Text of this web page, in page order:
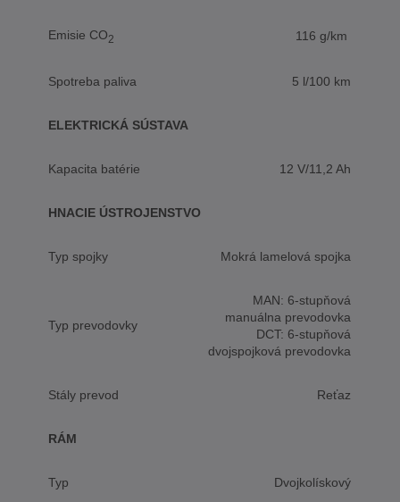
Emisie CO2 116 g/km
Spotreba paliva 5 l/100 km
ELEKTRICKÁ SÚSTAVA
Kapacita batérie 12 V/11,2 Ah
HNACIE ÚSTROJENSTVO
Typ spojky Mokrá lamelová spojka
Typ prevodovky
MAN: 6-stupňová
manuálna prevodovka
DCT: 6-stupňová
dvojspojková prevodovka
Stály prevod Reťaz
RÁM
Typ Dvojkolískový